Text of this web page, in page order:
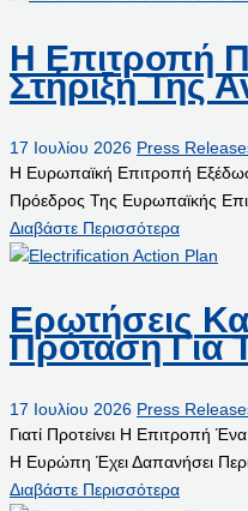
Η Επιτροπή
Στήριξη Της
17 Ιουλίου 2026 Press
Η Ευρωπαϊκή Επιτροπή
Πρόεδρος Της Ευρωπαϊκής
Διαβάστε Περισσότερα
Ερωτήσεις
Πρόταση Για
17 Ιουλίου 2026 Press
Γιατί Προτείνει Η Επιτροπή
Η Ευρώπη Έχει Δαπανήσει
Διαβάστε Περισσότερα